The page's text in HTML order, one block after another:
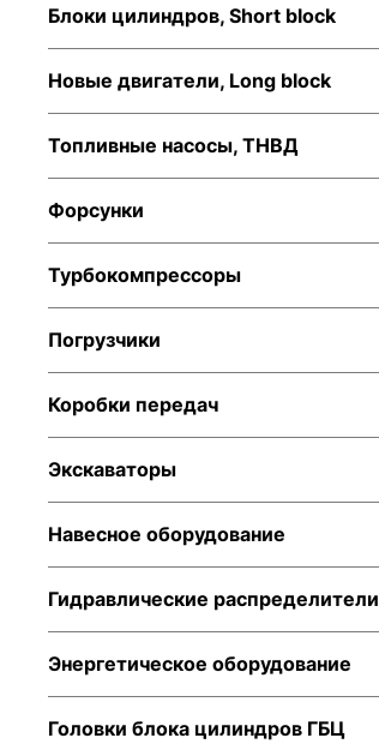
Блоки цилиндров, Short block
Новые двигатели, Long block
Топливные насосы, ТНВД
Форсунки
Турбокомпрессоры
Погрузчики
Коробки передач
Экскаваторы
Навесное оборудование
Гидравлические распределители
Энергетическое оборудование
Головки блока цилиндров ГБЦ